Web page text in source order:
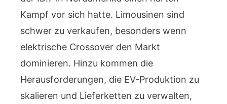
Kampf vor sich hatte. Limousinen sind
schwer zu verkaufen, besonders wenn
elektrische Crossover den Markt
dominieren. Hinzu kommen die
Herausforderungen, die EV-Produktion zu
skalieren und Lieferketten zu verwalten,